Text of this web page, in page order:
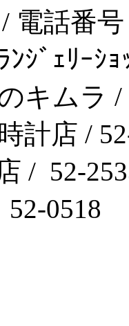
話番号
ﾞｪﾘｰｼｮ
ムラ /
店 /
/ 52-
0518